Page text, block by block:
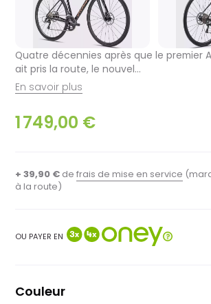
Quatre décennies après que le premier
ait pris la route, le nouvel…
En savoir plus
1 749,00 €
+ 39,90 €de frais de mise en service
à la route)
OU PAYER EN
Couleur